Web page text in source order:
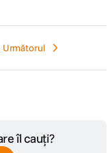
Următorul
îl cauți?